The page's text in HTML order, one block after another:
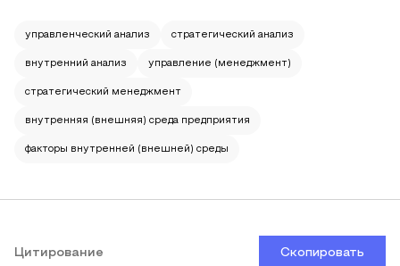
управленческий анализ стратегический анализ
внутренний анализ управление (менеджмент)
стратегический менеджмент
внутренняя (внешняя) среда предприятия
факторы внутренней (внешней) среды
Цитирование Скопировать